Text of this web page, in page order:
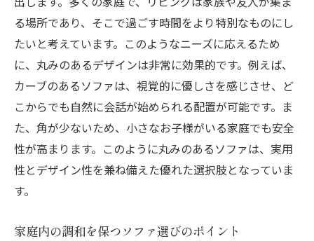
る場所であり、そこで過ごす時間をより特別なものにし
たいと考えています。このようなニーズに応えるため
に、丸みのあるデザインは非常に効果的です。例えば、
カーブのあるソファは、視覚的に優しさを感じさせ、ど
こからでも自然に会話が始められる配置が可能です。ま
た、角が少ないため、小さなお子様がいる家庭でも安全
性が高まります。このように丸みのあるソファは、実用
性とデザイン性を兼ね備えた優れた選択肢となっていま
す。
家庭内の調和を保つソファ選びのポイント